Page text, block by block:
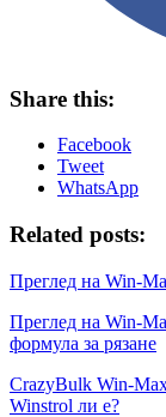
Share this:
Facebook
Tweet
WhatsApp
Related posts:
Преглед на Win-
Преглед на Win-
формула за рязане
CrazyBulk Win-Max
Winstrol ли е?